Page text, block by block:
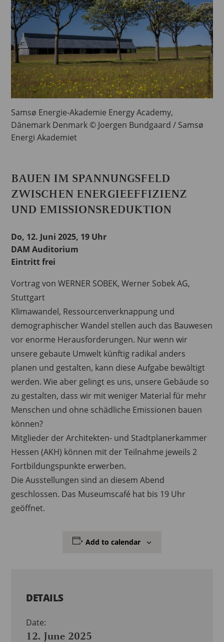
Samsø Energie-Akademie Energy Academy,
Dänemark Denmark © Joergen Bundgaard / Samsø
Energi Akademiet
BAUEN IM SPANNUNGSFELD
ZWISCHEN ENERGIEEFFIZIENZ
UND EMISSIONSREDUKTION
Do, 12. Juni 2025, 19 Uhr
DAM Auditorium
Eintritt frei
Vortrag von WERNER SOBEK, Werner Sobek AG,
Stuttgart
Klimawandel, Ressourcenverknappung und
demographischer Wandel stellen auch das Bauwesen
vor enorme Herausforderungen. Nur wenn wir
unsere gebaute Umwelt künftig radikal anders
planen und gestalten, kann diese Aufgabe bewältigt
werden. Wie aber gelingt es uns, unsere Gebäude so
zu gestalten, dass wir mit weniger Material für mehr
Menschen und ohne schädliche Emissionen bauen
können?
Mitglieder der Architekten- und Stadtplanerkammer
Hessen (AKH) können mit der Teilnahme jeweils 2
Fortbildungspunkte erwerben.
Die Ausstellungen sind an diesem Abend
geschlossen. Das Museumscafé hat bis 19 Uhr
geöffnet.
Add to calendar
DETAILS
Date:
12. June 2025